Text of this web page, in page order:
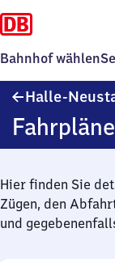
Bahnhof wählen
Halle-
Fahrpläne
Hier finden Sie
Zügen, den
und